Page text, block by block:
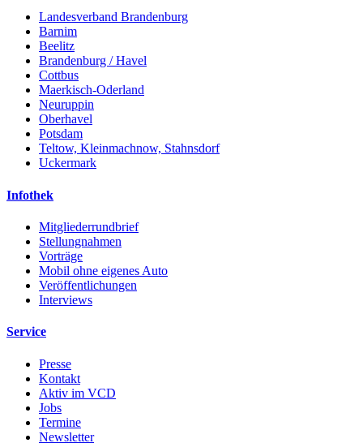
Landesverband Brandenburg
Barnim
Beelitz
Brandenburg / Havel
Cottbus
Maerkisch-Oderland
Neuruppin
Oberhavel
Potsdam
Teltow, Kleinmachnow, Stahnsdorf
Uckermark
Infothek
Mitgliederrundbrief
Stellungnahmen
Vorträge
Mobil ohne eigenes Auto
Veröffentlichungen
Interviews
Service
Presse
Kontakt
Aktiv im VCD
Jobs
Termine
Newsletter